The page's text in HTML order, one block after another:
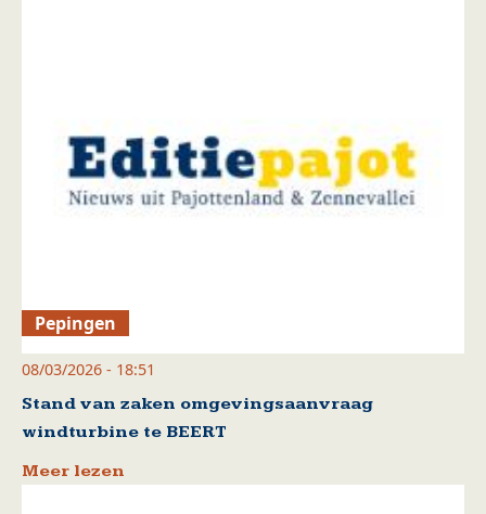
Pepingen
08/03/2026 - 18:51
Stand van zaken omgevingsaanvraag
windturbine te BEERT
Meer lezen